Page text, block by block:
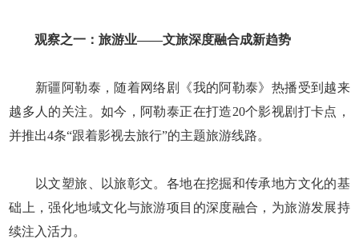
观察之一：旅游业——文旅深度融合成新趋势
新疆阿勒泰，随着网络剧《我的阿勒泰》热播受到越来
越多人的关注。如今，阿勒泰正在打造20个影视剧打卡点，
并推出4条“跟着影视去旅行”的主题旅游线路。
以文塑旅、以旅彰文。各地在挖掘和传承地方文化的基
础上，强化地域文化与旅游项目的深度融合，为旅游发展持
续注入活力。